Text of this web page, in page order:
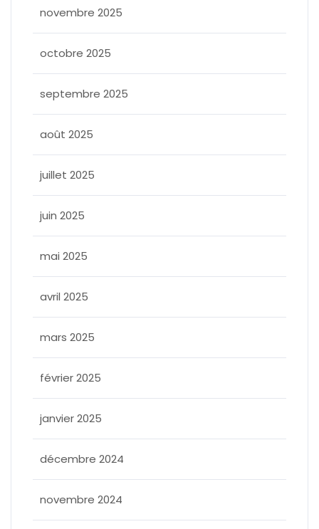
novembre 2025
octobre 2025
septembre 2025
août 2025
juillet 2025
juin 2025
mai 2025
avril 2025
mars 2025
février 2025
janvier 2025
décembre 2024
novembre 2024